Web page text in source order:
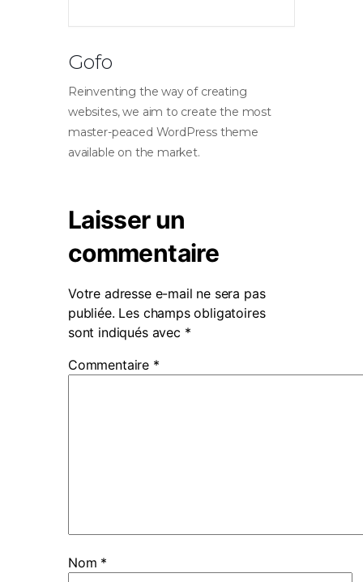
Gofo
Reinventing the way of creating
websites, we aim to create the most
master-peaced WordPress theme
available on the market.
Laisser un
commentaire
Votre adresse e-mail ne sera pas
publiée. Les champs obligatoires
sont indiqués avec *
Commentaire *
Nom *